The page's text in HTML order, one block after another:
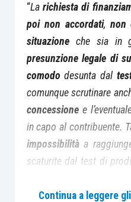
“La richiesta di
poi non accordati, non
situazioneche sia in
presunzione legale di
comodo desunta dal
comunque scrutinare
concessionee
in capo al contribuente.
impossibilitàa
scaturite dal test di
pubblici siano stati
Continua a leggere